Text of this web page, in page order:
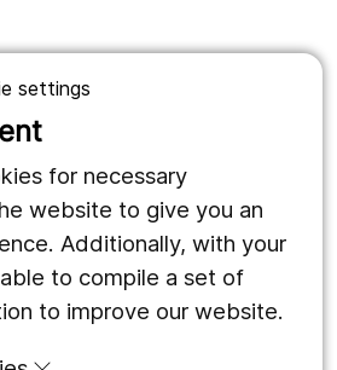
settings
for necessary
website to give you an
Additionally, with your
to compile a set of
to improve our website.